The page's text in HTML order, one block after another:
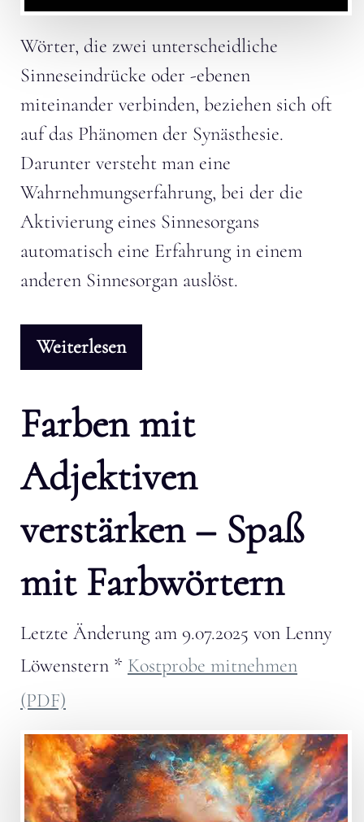
Wörter, die zwei unterscheidliche
Sinneseindrücke oder -ebenen
miteinander verbinden, beziehen sich oft
auf das Phänomen der Synästhesie.
Darunter versteht man eine
Wahrnehmungserfahrung, bei der die
Aktivierung eines Sinnesorgans
automatisch eine Erfahrung in einem
anderen Sinnesorgan auslöst.
Weiterlesen
Farben mit
Adjektiven
verstärken – Spaß
mit Farbwörtern
Letzte Änderung am 9.07.2025 von Lenny
Löwenstern * Kostprobe mitnehmen
(PDF)